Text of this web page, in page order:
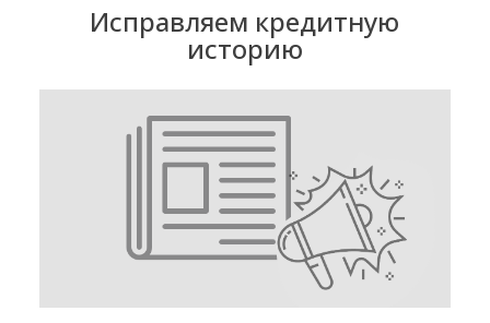
Исправляем кредитную
историю